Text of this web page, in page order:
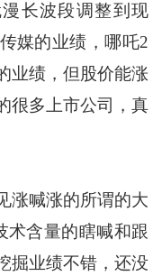
长波段调整到现
媒的业绩，哪吒2
业绩，但股价能涨
很多上市公司，真
喊涨的所谓的大
术含量的瞎喊和跟
掘业绩不错，还没